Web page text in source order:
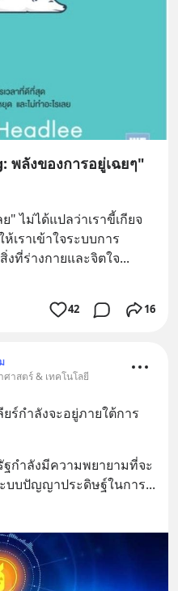
พลังของการอยู่เฉยๆ"
" ไม่ได้แปลว่าเราขี้เกียจ
ราเข้าใจระบบการ
ที่ร่างกายและจิตใจ
42 16
ศาสตร์ & เทคโนโลยี
ร์กำลังจะอยู่ภายใต้การ
กำลังมีความพยายามที่จะ
บบปัญญาประดิษฐ์ในการ